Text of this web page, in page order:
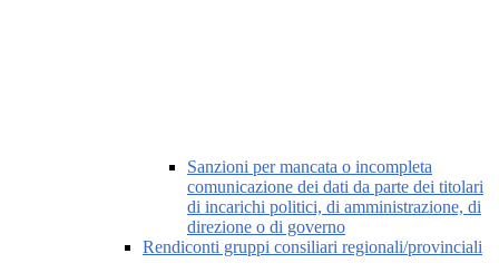
Sanzioni per mancata o incompleta
comunicazione dei dati da parte dei titolari
di incarichi politici, di amministrazione, di
direzione o di governo
Rendiconti gruppi consiliari regionali/provinciali